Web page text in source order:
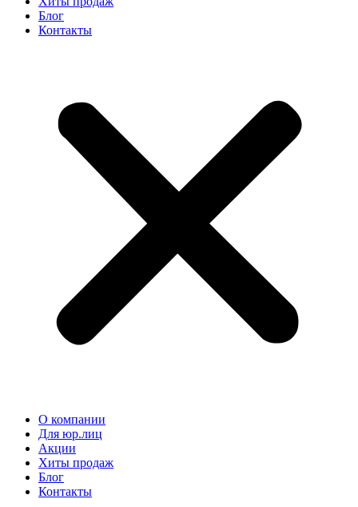
Блог
Контакты
О компании
Для юр.лиц
Акции
Хиты продаж
Блог
Контакты